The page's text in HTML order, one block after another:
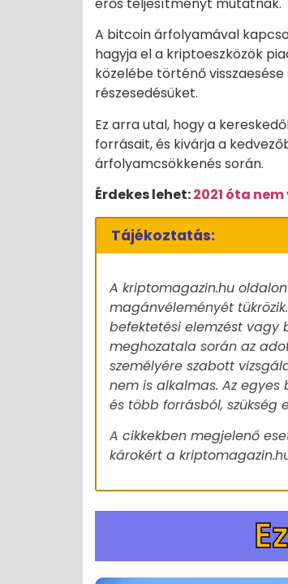
A bitcoin árfolyamával
hagyja el a kriptoeszközök
közelébe történő visszaesése
részesedésüket.
Ez arra utal, hogy a
forrásait, és kivárja a
árfolyamcsökkenés során.
Érdekes lehet:2021 óta
Tájékoztatás:
A kriptomagazin.hu
magánvéleményét
befektetési elemzést vagy
meghozatala során az
személyére szabott
nem is alkalmas. Az
és több forrásból, szükség
A cikkekben megjelenő
károkért a